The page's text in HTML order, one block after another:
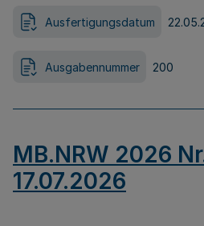
Ausfertigungsdatum
Ausgabennummer 200
MB.NRW 2026
17.07.2026